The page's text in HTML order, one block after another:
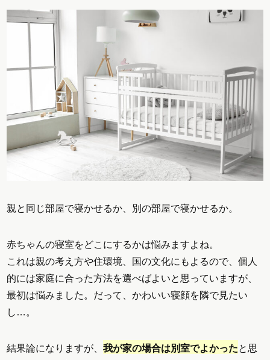
親と同じ部屋で寝かせるか、別の部屋で寝かせるか。
赤ちゃんの寝室をどこにするかは悩みますよね。
これは親の考え方や住環境、国の文化にもよるので、個人
的には家庭に合った方法を選べばよいと思っていますが、
最初は悩みました。だって、かわいい寝顔を隣で見たい
し…。
結果論になりますが、我が家の場合は別室でよかったと思